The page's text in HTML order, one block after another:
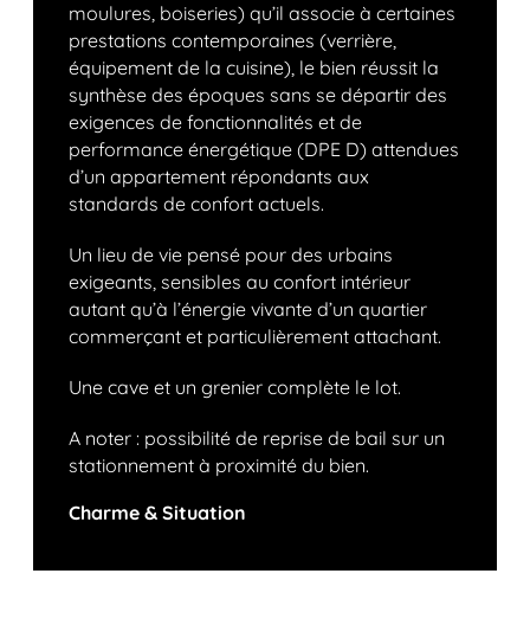
moulures, boiseries) qu’il associe à certaines
prestations contemporaines (verrière,
équipement de la cuisine), le bien réussit la
synthèse des époques sans se départir des
exigences de fonctionnalités et de
performance énergétique (DPE D) attendues
d’un appartement répondants aux
standards de confort actuels.
Un lieu de vie pensé pour des urbains
exigeants, sensibles au confort intérieur
autant qu’à l’énergie vivante d’un quartier
commerçant et particulièrement attachant.
Une cave et un grenier complète le lot.
A noter : possibilité de reprise de bail sur un
stationnement à proximité du bien.
Charme & Situation